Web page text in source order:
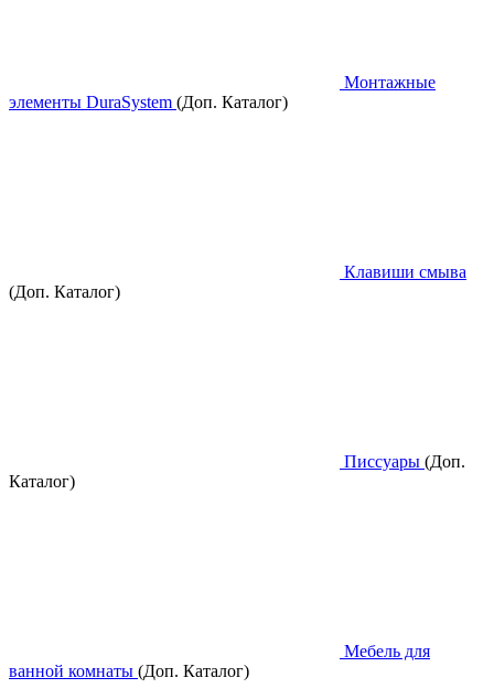
Монтажные
элементы DuraSystem (Доп. Каталог)
Клавиши смыва
(Доп. Каталог)
Писсуары (Доп.
Каталог)
Мебель для
ванной комнаты (Доп. Каталог)